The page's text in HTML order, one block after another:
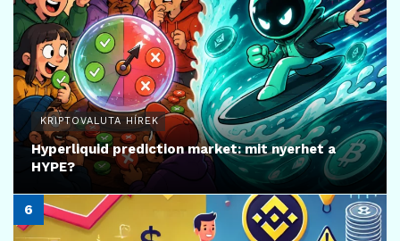
KRIPTOVALUTA HÍREK
Hyperliquid prediction market: mit nyerhet a
HYPE?